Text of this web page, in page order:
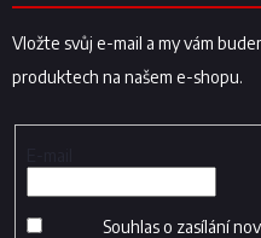
Vložte svůj e-mail a my vám
produktech na našem e-shopu.
Souhlas o zasílání